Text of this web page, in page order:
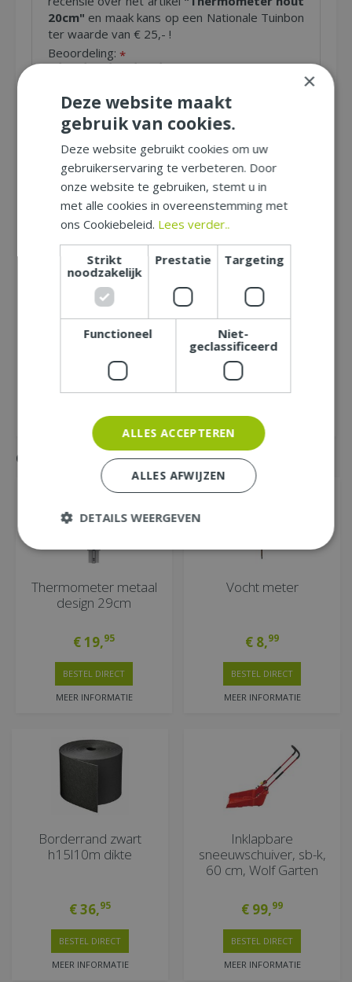
20cm" en maak kans op een Nationale Tuinbon
ter waarde van € 25,- !
Beoordeling: *
Uw mening over dit product:*
Let op: deze recensie gaat over het product en niet over
ons tuincentrum, de service of levering van uw bestelling. U
kunt bijvoorbeeld in gaan op de kwaliteit van het product,
de look & feel en belangrijke eigenschappen.
Naam (zichtbaar op website):*
Plaats (zichtbaar op website):
E-mailadres (niet zichtbaar):
Gemakkelijk mee bestellen
Thermometer metaal
design 29cm
€19,95
MEER INFORMATIE
BESTEL DIRECT
Vocht meter
€ 8,99
MEER INFORMATIE
BESTEL DIRECT
Borderrand zwart
h15l10m dikte
€36,95
MEER INFORMATIE
BESTEL DIRECT
Inklapbare
sneeuwschuiver, sb-k,
60 cm, Wolf Garten
€ 99,99
MEER INFORMATIE
BESTEL DIRECT
×
Deze website maakt
gebruik van cookies.
Deze website gebruikt cookies om uw
gebruikerservaring te verbeteren. Door
onze website te gebruiken, stemt u in
met alle cookies in overeenstemming met
ons Cookiebeleid. Lees verder..
Strikt
noodzakelijk
Prestatie Targeting
Functioneel
Niet-
geclassificeerd
ALLES ACCEPTEREN
ALLES AFWIJZEN
DETAILS WEERGEVEN